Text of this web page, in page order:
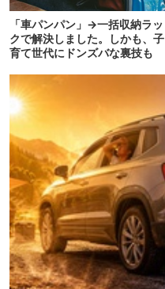
「車パンパン」→一括収納ラッ
クで解決しました。しかも、子
育て世代にドンズバな裏技も